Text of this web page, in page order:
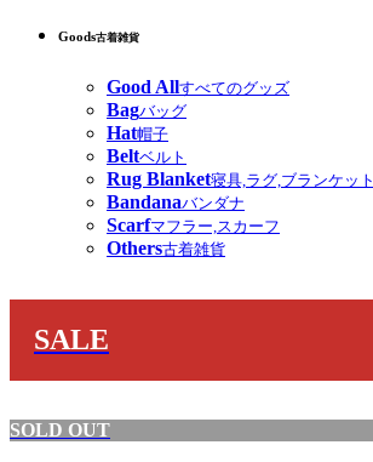
Goods古着雑貨
Good Allすべてのグッズ
Bagバッグ
Hat帽子
Beltベルト
Rug Blanket寝具,ラグ,ブランケット
Bandanaバンダナ
Scarfマフラー,スカーフ
Others古着雑貨
SALE
SOLD OUT